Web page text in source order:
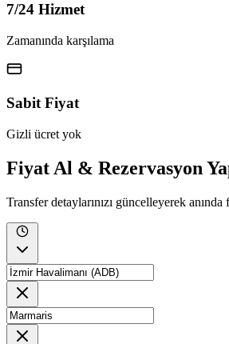
7/24 Hizmet
Zamanında karşılama
Sabit Fiyat
Gizli ücret yok
Fiyat Al & Rezervasyon
Transfer detaylarınızı güncelleyerek